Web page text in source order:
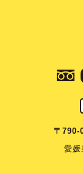
〒790-
愛媛